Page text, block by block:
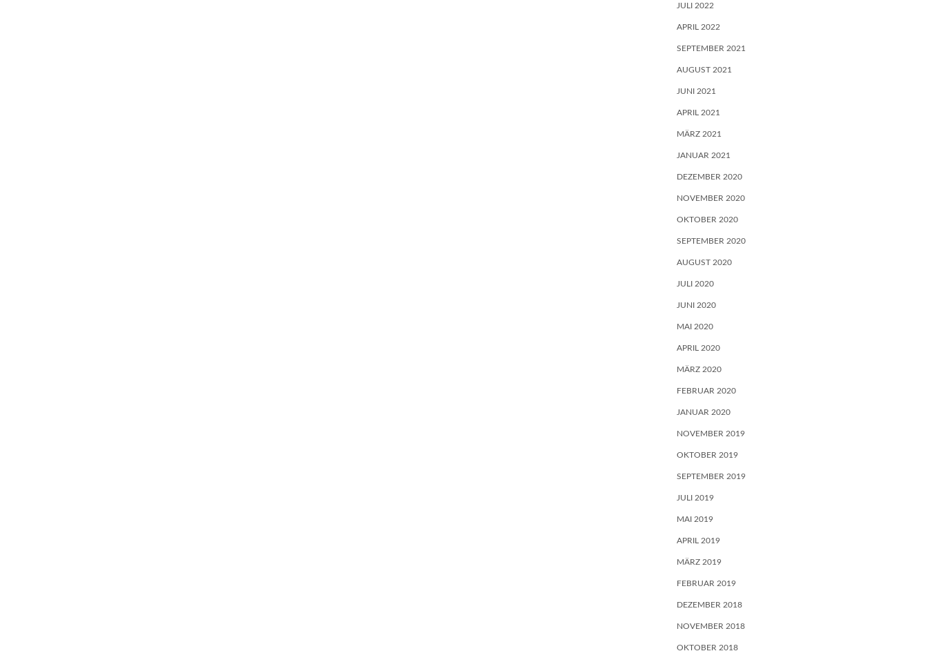
JULI 2022
APRIL 2022
SEPTEMBER 2021
AUGUST 2021
JUNI 2021
APRIL 2021
MÄRZ 2021
JANUAR 2021
DEZEMBER 2020
NOVEMBER 2020
OKTOBER 2020
SEPTEMBER 2020
AUGUST 2020
JULI 2020
JUNI 2020
MAI 2020
APRIL 2020
MÄRZ 2020
FEBRUAR 2020
JANUAR 2020
NOVEMBER 2019
OKTOBER 2019
SEPTEMBER 2019
JULI 2019
MAI 2019
APRIL 2019
MÄRZ 2019
FEBRUAR 2019
DEZEMBER 2018
NOVEMBER 2018
OKTOBER 2018